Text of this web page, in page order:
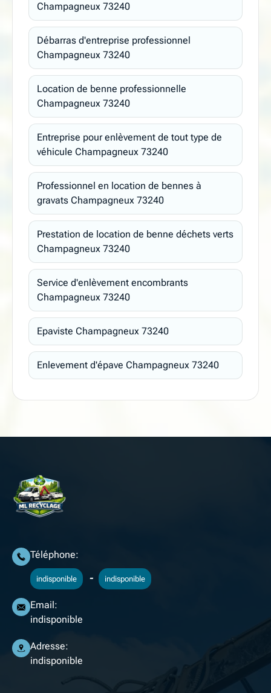
Champagneux 73240
Débarras d'entreprise professionnel
Champagneux 73240
Location de benne professionnelle
Champagneux 73240
Entreprise pour enlèvement de tout type de
véhicule Champagneux 73240
Professionnel en location de bennes à
gravats Champagneux 73240
Prestation de location de benne déchets verts
Champagneux 73240
Service d'enlèvement encombrants
Champagneux 73240
Epaviste Champagneux 73240
Enlevement d'épave Champagneux 73240
Téléphone:
indisponible - indisponible
Email:
indisponible
Adresse:
indisponible